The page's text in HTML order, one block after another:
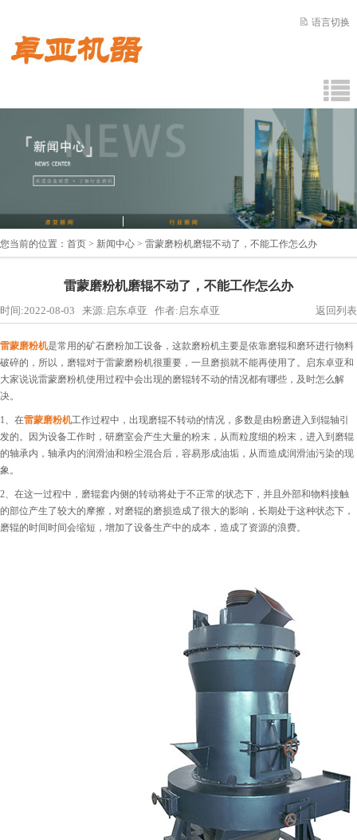
语言切换
您当前的位置： 首页 > 新闻中心 > 雷蒙磨粉机磨辊不动了，不能工作怎么办
雷蒙磨粉机磨辊不动了，不能工作怎么办
时间:2022-08-03 来源:启东卓亚 作者:启东卓亚 返回列表
雷蒙磨粉机是常用的矿石磨粉加工设备，这款磨粉机主要是依靠磨辊和磨环进行物料
破碎的，所以，磨辊对于雷蒙磨粉机很重要，一旦磨损就不能再使用了。启东卓亚和
大家说说雷蒙磨粉机使用过程中会出现的磨辊转不动的情况都有哪些，及时怎么解
决。
1、在雷蒙磨粉机工作过程中，出现磨辊不转动的情况，多数是由粉磨进入到辊轴引
发的。因为设备工作时，研磨室会产生大量的粉末，从而粒度细的粉末，进入到磨辊
的轴承内，轴承内的润滑油和粉尘混合后，容易形成油垢，从而造成润滑油污染的现
象。
2、在这一过程中，磨辊套内侧的转动将处于不正常的状态下，并且外部和物料接触
的部位产生了较大的摩擦，对磨辊的磨损造成了很大的影响，长期处于这种状态下，
磨辊的时间时间会缩短，增加了设备生产中的成本，造成了资源的浪费。